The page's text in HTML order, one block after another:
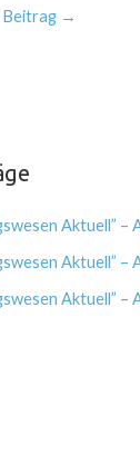
→
Aktuell” –
Aktuell” –
Aktuell” –